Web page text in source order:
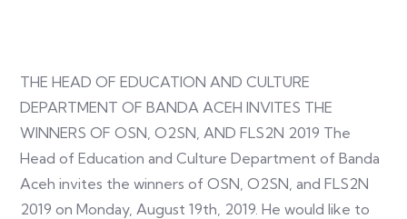
THE HEAD OF EDUCATION AND CULTURE
DEPARTMENT OF BANDA ACEH INVITES THE
WINNERS OF OSN, O2SN, AND FLS2N 2019 The
Head of Education and Culture Department of Banda
Aceh invites the winners of OSN, O2SN, and FLS2N
2019 on Monday, August 19th, 2019. He would like to